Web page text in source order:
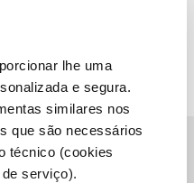
lhe uma
e segura.
similares nos
que são necessários
técnico (cookies
serviço).
Accessibility statement